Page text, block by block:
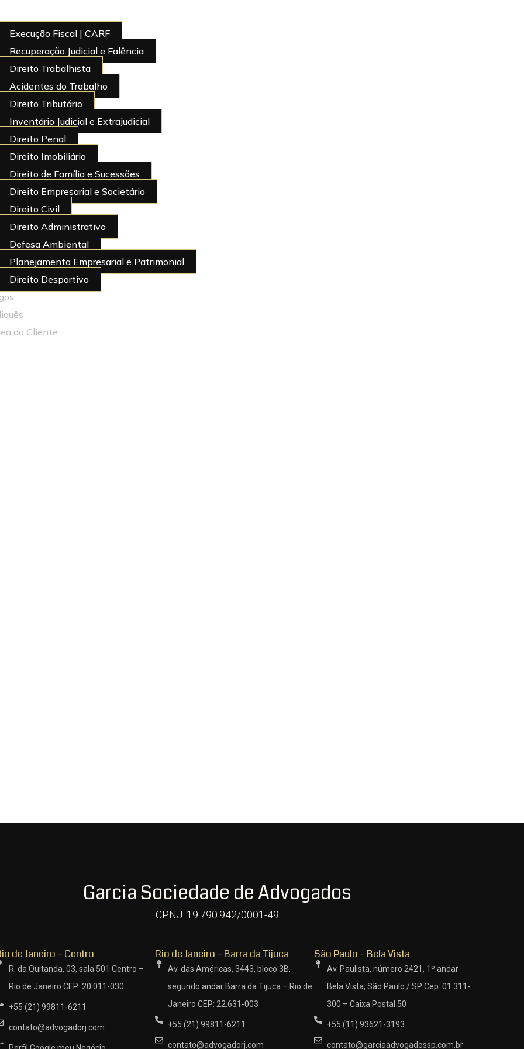
Execução Fiscal | CARF
Recuperação Judicial e Falência
Direito Trabalhista
Acidentes do Trabalho
Direito Tributário
Inventário Judicial e Extrajudicial
Direito Penal
Direito Imobiliário
Direito de Família e Sucessões
Direito Empresarial e Societário
Direito Civil
Direito Administrativo
Defesa Ambiental
Planejamento Empresarial e Patrimonial
Direito Desportivo
do Cliente
Garcia Sociedade de Advogados
CPNJ: 19.790.942/0001-49
de Janeiro – Centro
R. da Quitanda, 03, sala 501 Centro –
Rio de Janeiro CEP: 20.011-030
+55 (21) 99811-6211
contato@advogadorj.com
Rio de Janeiro – Barra da Tijuca
Av. das Américas, 3443, bloco 3B,
segundo andar Barra da Tijuca – Rio de
Janeiro CEP: 22.631-003
+55 (21) 99811-6211
contato@advogadorj.com
São Paulo – Bela Vista
Av. Paulista, número 2421, 1º andar
Bela Vista, São Paulo / SP Cep: 01.311-
300 – Caixa Postal 50
+55 (11) 93621-3193
contato@garciaadvogadossp.com.br